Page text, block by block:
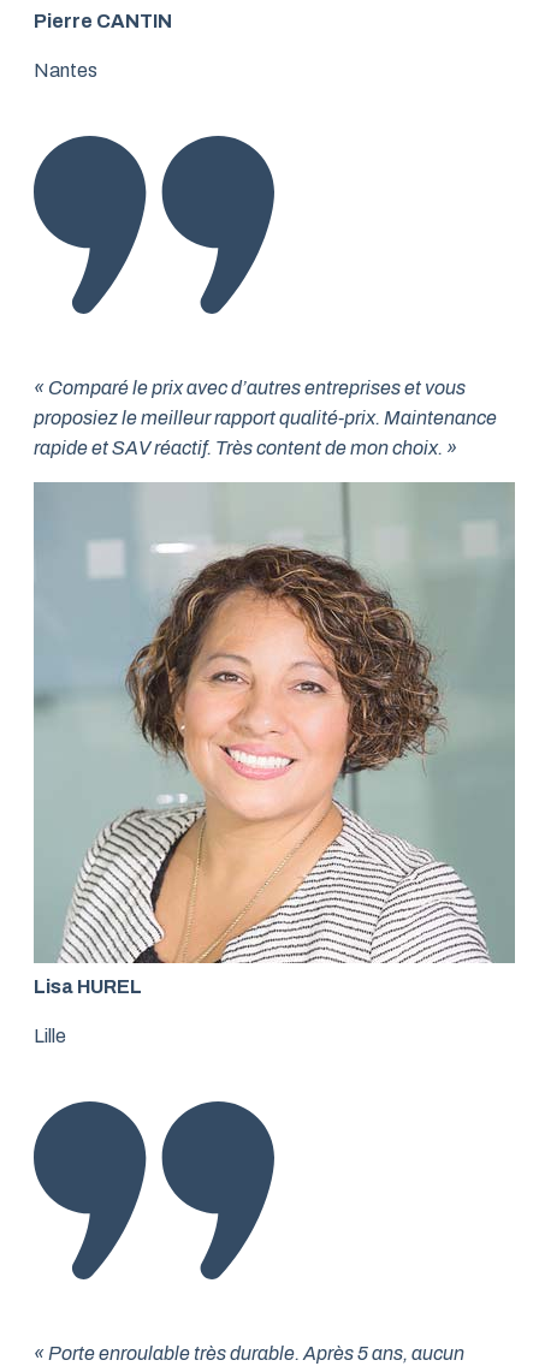
Pierre CANTIN
Nantes
« Comparé le prix avec d’autres entreprises et vous
proposiez le meilleur rapport qualité-prix. Maintenance
rapide et SAV réactif. Très content de mon choix. »
Lisa HUREL
Lille
« Porte enroulable très durable. Après 5 ans, aucun